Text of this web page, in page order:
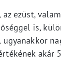
ezüst,
is,